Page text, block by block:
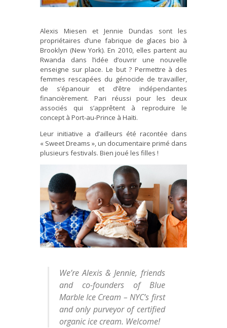
Alexis Miesen et Jennie Dundas sont les
propriétaires d’une fabrique de glaces bio à
Brooklyn (New York). En 2010, elles partent au
Rwanda dans l’idée d’ouvrir une nouvelle
enseigne sur place. Le but ? Permettre à des
femmes rescapées du génocide de travailler,
de s’épanouir et d’être indépendantes
financièrement. Pari réussi pour les deux
associés qui s’apprêtent à reproduire le
concept à Port-au-Prince à Haïti.
Leur initiative a d’ailleurs été racontée dans
« Sweet Dreams », un documentaire primé dans
plusieurs festivals. Bien joué les filles !
We’re Alexis & Jennie, friends
and co-founders of Blue
Marble Ice Cream – NYC’s first
and only purveyor of certified
organic ice cream. Welcome!